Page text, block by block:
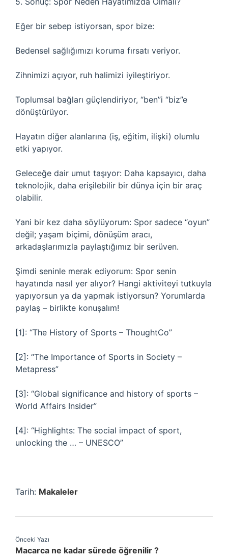
Eğer bir sebep istiyorsan, spor bize:
Bedensel sağlığımızı koruma fırsatı veriyor.
Zihnimizi açıyor, ruh halimizi iyileştiriyor.
Toplumsal bağları güçlendiriyor, “ben”i “biz”e
dönüştürüyor.
Hayatın diğer alanlarına (iş, eğitim, ilişki) olumlu
etki yapıyor.
Geleceğe dair umut taşıyor: Daha kapsayıcı, daha
teknolojik, daha erişilebilir bir dünya için bir araç
olabilir.
Yani bir kez daha söylüyorum: Spor sadece “oyun”
değil; yaşam biçimi, dönüşüm aracı,
arkadaşlarımızla paylaştığımız bir serüven.
Şimdi seninle merak ediyorum: Spor senin
hayatında nasıl yer alıyor? Hangi aktiviteyi tutkuyla
yapıyorsun ya da yapmak istiyorsun? Yorumlarda
paylaş – birlikte konuşalım!
[1]: “The History of Sports – ThoughtCo”
[2]: “The Importance of Sports in Society –
Metapress”
[3]: “Global significance and history of sports –
World Affairs Insider”
[4]: “Highlights: The social impact of sport,
unlocking the … – UNESCO”
Tarih: Makaleler
Önceki Yazı
Macarca ne kadar sürede öğrenilir ?